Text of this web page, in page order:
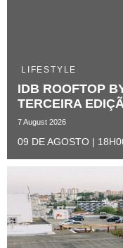
LIFESTYLE
IDB ROOFTOP
TERCEIRA
7 August 2026
09 DE AGOSTO |